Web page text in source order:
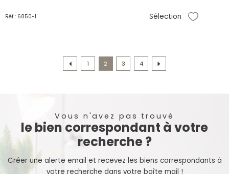
Réf : 6850-1 Sélection
1 2 3 4
Vous n'avez pas trouvé
le bien correspondant à votre
recherche ?
Créer une alerte email et recevez les biens correspondants à
votre recherche dans votre boîte mail !